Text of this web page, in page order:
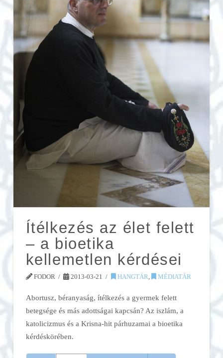
Ítélkezés az élet felett
– a bioetika
kellemetlen kérdései
FODOR 2013-03-21 HANGTÁR, MÉDIATÁR
Abortusz, béranyaság, ítélkezés a gyermek felett
betegsége és más adottságai kapcsán? Az iszlám, a
katolicizmus és a Krisna-hit párhuzamai a bioetika
kérdéskörében.